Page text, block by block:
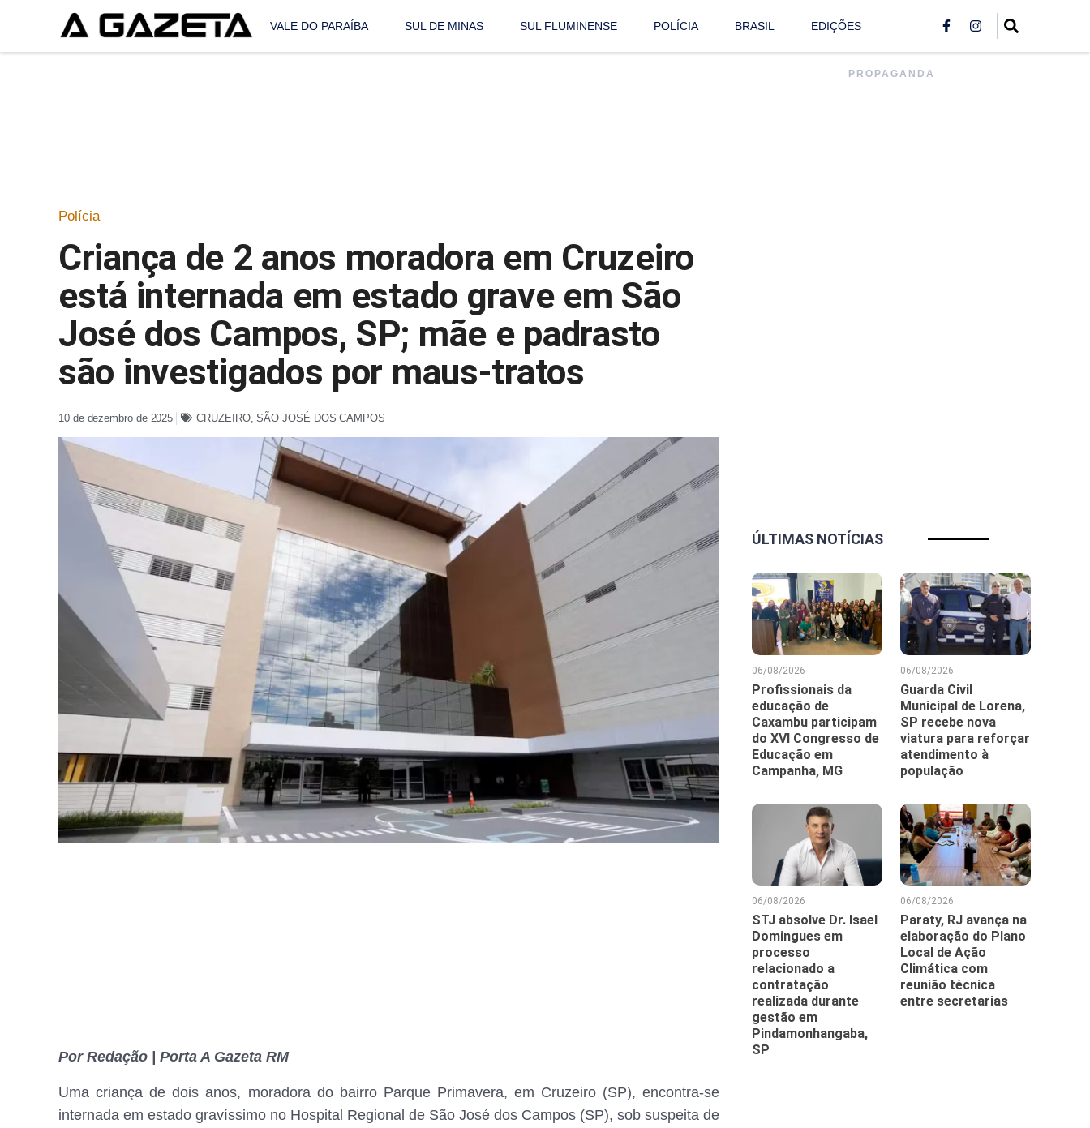
VALE DO PARAÍBA SUL DE MINAS SUL FLUMINENSE POLÍCIA BRASIL EDIÇÕES
Polícia
Criança de 2 anos moradora em Cruzeiro
está internada em estado grave em São
José dos Campos, SP; mãe e padrasto
são investigados por maus-tratos
10 de dezembro de 2025 CRUZEIRO,SÃO JOSÉ DOS CAMPOS
Por Redação | Porta A Gazeta RM
Uma criança de dois anos, moradora do bairro Parque Primavera, em Cruzeiro (SP), encontra-se
internada em estado gravíssimo no Hospital Regional de São José dos Campos (SP), sob suspeita de
PROPAGANDA
ÚLTIMAS NOTÍCIAS
06/08/2026
Profissionais da
educação de
Caxambu participam
do XVI Congresso de
Educação em
Campanha, MG
06/08/2026
Guarda Civil
Municipal de Lorena,
SP recebe nova
viatura para reforçar
atendimento à
população
06/08/2026
STJ absolve Dr. Isael
Domingues em
processo
relacionado a
contratação
realizada durante
gestão em
Pindamonhangaba,
SP
06/08/2026
Paraty, RJ avança na
elaboração do Plano
Local de Ação
Climática com
reunião técnica
entre secretarias